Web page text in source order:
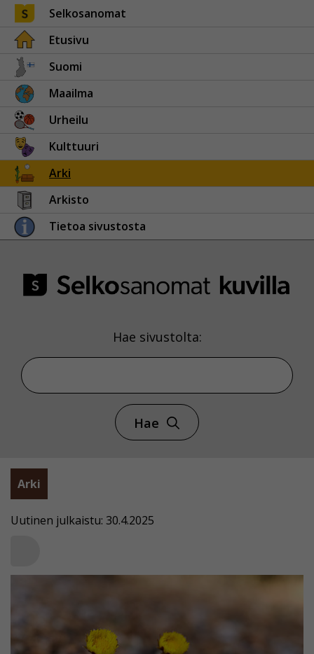
Selkosanomat
Etusivu
Suomi
Maailma
Urheilu
Kulttuuri
Arki
Arkisto
Tietoa sivustosta
Hae sivustolta:
Hae
Arki
Uutinen julkaistu: 30.4.2025